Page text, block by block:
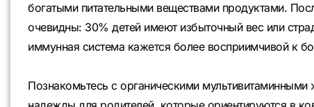
богатыми питательными веществами продуктами.
очевидны: 30% детей имеют избыточный вес или
иммунная система кажется более восприимчивой к
Познакомьтесь с органическими